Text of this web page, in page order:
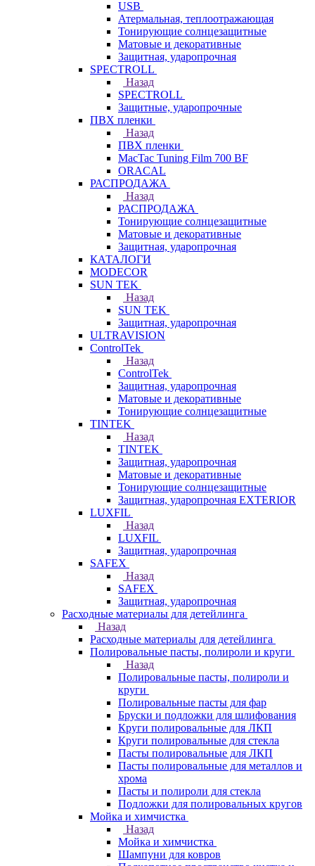
USB
Атермальная, теплоотражающая
Тонирующие солнцезащитные
Матовые и декоративные
Защитная, ударопрочная
SPECTROLL
Назад
SPECTROLL
Защитные, ударопрочные
ПВХ пленки
Назад
ПВХ пленки
MacTac Tuning Film 700 BF
ORACAL
РАСПРОДАЖА
Назад
РАСПРОДАЖА
Тонирующие солнцезащитные
Матовые и декоративные
Защитная, ударопрочная
КАТАЛОГИ
MODECOR
SUN TEK
Назад
SUN TEK
Защитная, ударопрочная
ULTRAVISION
ControlTek
Назад
ControlTek
Защитная, ударопрочная
Матовые и декоративные
Тонирующие солнцезащитные
TINTEK
Назад
TINTEK
Защитная, ударопрочная
Матовые и декоративные
Тонирующие солнцезащитные
Защитная, ударопрочная EXTERIOR
LUXFIL
Назад
LUXFIL
Защитная, ударопрочная
SAFEX
Назад
SAFEX
Защитная, ударопрочная
Расходные материалы для детейлинга
Назад
Расходные материалы для детейлинга
Полировальные пасты, полироли и круги
Назад
Полировальные пасты, полироли и
круги
Полировальные пасты для фар
Бруски и подложки для шлифования
Круги полировальные для ЛКП
Круги полировальные для стекла
Пасты полировальные для ЛКП
Пасты полировальные для металлов и
хрома
Пасты и полироли для стекла
Подложки для полировальных кругов
Мойка и химчистка
Назад
Мойка и химчистка
Шампуни для ковров